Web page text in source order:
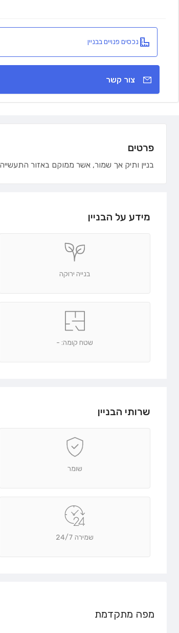
נכסים פנויים בבניין
צור קשר
פרטים
בניין ותיק אך שמור, אשר ממוקם באזור
מידע על הבניין
בנייה ירוקה
שטח קומה: -
שרותי הבניין
שומר
שמירה 24/7
מפה מתקדמת